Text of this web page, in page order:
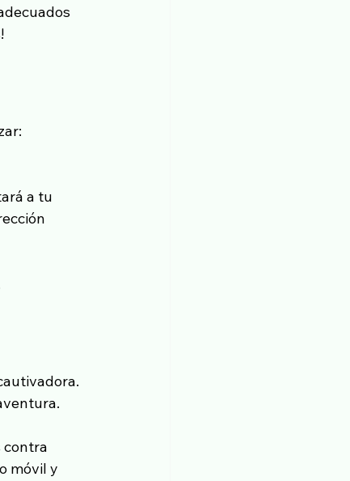
a tu
contra
móvil y